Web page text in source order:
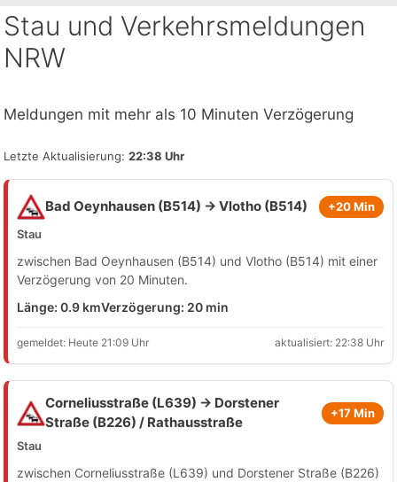
Stau und Verkehrsmeldungen
NRW
Meldungen mit mehr als 10 Minuten Verzögerung
Letzte Aktualisierung: 22:38 Uhr
Bad Oeynhausen (B514) → Vlotho (B514)
+20 Min
Stau
zwischen Bad Oeynhausen (B514) und Vlotho (B514) mit einer
Verzögerung von 20 Minuten.
Länge: 0.9 kmVerzögerung: 20 min
gemeldet: Heute 21:09 Uhr aktualisiert: 22:38 Uhr
Corneliusstraße (L639) → Dorstener
Straße (B226) / Rathausstraße
+17 Min
Stau
zwischen Corneliusstraße (L639) und Dorstener Straße (B226)